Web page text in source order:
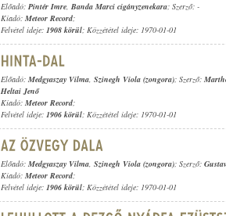
Előadó: Pintér Imre, Banda Marci cigányzenekara; Szerző: -
Kiadó: Meteor Record;
Felvétel ideje: 1908 körül; Közzététel ideje: 1970-01-01
Előadó: Medgyaszay Vilma, Szinegh Viola (zongora); Szerző:
Heltai Jenő
Kiadó: Meteor Record;
Felvétel ideje: 1906 körül; Közzététel ideje: 1970-01-01
Előadó: Medgyaszay Vilma, Szinegh Viola (zongora); Szerző:
Kiadó: Meteor Record;
Felvétel ideje: 1906 körül; Közzététel ideje: 1970-01-01